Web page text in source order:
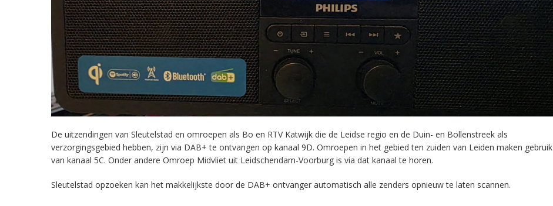
De uitzendingen van Sleutelstad en omroepen als Bo en RTV Katwijk die de Leidse regio en de Duin- en Bollenstreek als
verzorgingsgebied hebben, zijn via DAB+ te ontvangen op kanaal 9D. Omroepen in het gebied ten zuiden van Leiden maken gebruik
van kanaal 5C. Onder andere Omroep Midvliet uit Leidschendam-Voorburg is via dat kanaal te horen.
Sleutelstad opzoeken kan het makkelijkste door de DAB+ ontvanger automatisch alle zenders opnieuw te laten scannen.